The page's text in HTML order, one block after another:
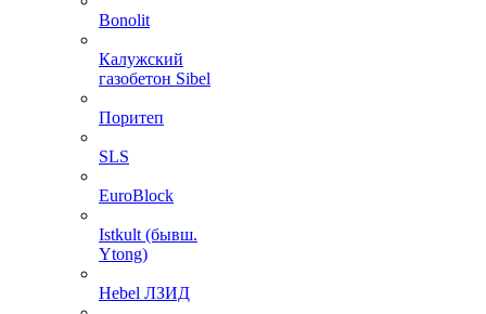
Bonolit
Калужский
газобетон Sibel
Поритеп
SLS
EuroBlock
Istkult (бывш.
Ytong)
Hebel ЛЗИД